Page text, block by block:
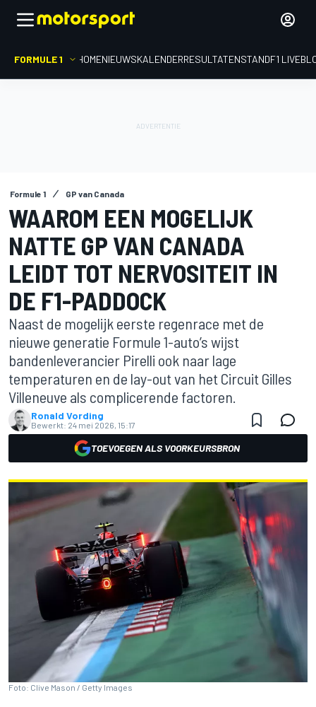
FORMULE 1 HOMENIEUWSKALENDERRESULTATENSTANDF1
Formule 1 GP van Canada
WAAROM EEN MOGELIJK
NATTE GP VAN CANADA
LEIDT TOT NERVOSITEIT IN
DE F1-PADDOCK
Naast de mogelijk eerste regenrace met de
nieuwe generatie Formule 1-auto’s wijst
bandenleverancier Pirelli ook naar lage
temperaturen en de lay-out van het Circuit Gilles
Villeneuve als complicerende factoren.
Ronald Vording
Bewerkt: 24 mei 2026, 15:17
TOEVOEGEN ALS VOORKEURSBRON
Foto: Clive Mason / Getty Images